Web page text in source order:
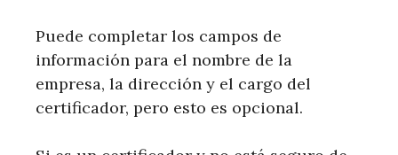
Puede completar los campos de
información para el nombre de la
empresa, la dirección y el cargo del
certificador, pero esto es opcional.